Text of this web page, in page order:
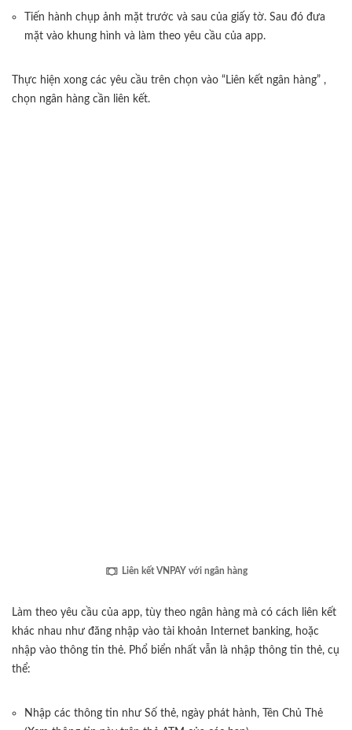
Tiến hành chụp ảnh mặt trước và sau của giấy tờ. Sau đó đưa
mặt vào khung hình và làm theo yêu cầu của app.
Thực hiện xong các yêu cầu trên chọn vào “Liên kết ngân hàng” ,
chọn ngân hàng cần liên kết.
Liên kết VNPAY với ngân hàng
Làm theo yêu cầu của app, tùy theo ngân hàng mà có cách liên kết
khác nhau như đăng nhập vào tài khoản Internet banking, hoặc
nhập vào thông tin thẻ. Phổ biển nhất vẫn là nhập thông tin thẻ, cụ
thể:
Nhập các thông tin như Số thẻ, ngày phát hành, Tên Chủ Thẻ